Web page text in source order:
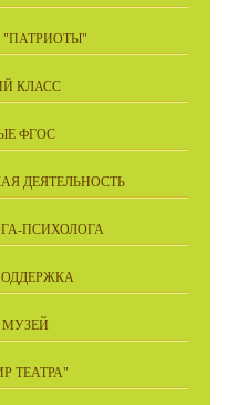
КЛАСС
ФГОС
ДЕЯТЕЛЬНОСТЬ
ПСИХОЛОГА
ТЕАТРА"